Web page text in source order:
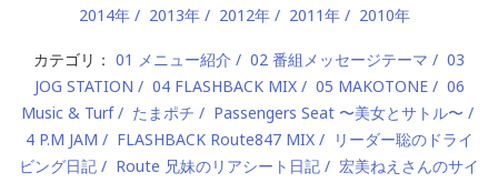
2014年
2013年 2012年 2011年 2010年
カテゴリ： 01 メニュー紹介 02 番組メッセージテーマ
03
JOG STATION
04 FLASHBACK MIX 05 MAKOTONE
06
Music & Turf
たまポチ
Passengers Seat 〜美女とサトル〜
4 P.M JAM
FLASHBACK Route847 MIX
リーダー聡のドライ
ビング日記
Route 兄妹のリアシート日記
宏美ねえさんのサイ